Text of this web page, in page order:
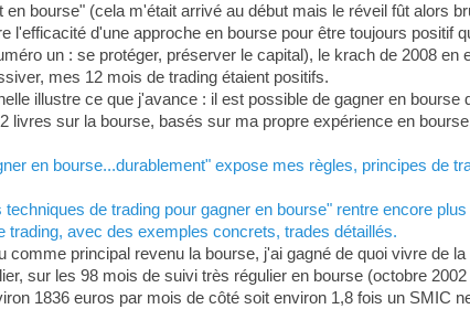
en bourse" (cela m'était arrivé au début mais le réveil fût alors
l'efficacité d'une approche en bourse pour être toujours positif
un : se protéger, préserver le capital), le krach de 2008 en
mes 12 mois de trading étaient positifs.
illustre ce que j'avance : il est possible de gagner en bourse
livres sur la bourse, basés sur ma propre expérience en
en bourse...durablement" expose mes règles, principes de
de trading pour gagner en bourse" rentre encore
trading, avec des exemples concrets, trades détaillés.
comme principal revenu la bourse, j'ai gagné de quoi vivre de
sur les 98 mois de suivi très régulier en bourse (octobre
1836 euros par mois de côté soit environ 1,8 fois un SMIC